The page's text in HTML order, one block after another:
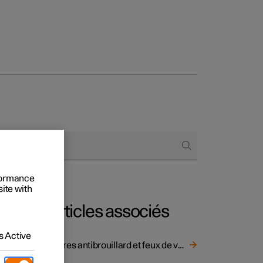
de financement
en nature
Articles associés
Phares antibrouillard et feux de virage
with
Active